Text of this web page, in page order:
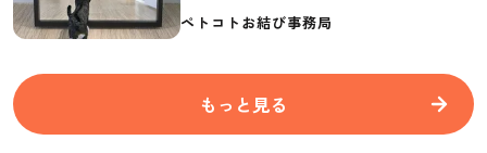
要なものを紹介
ペトコトお結び事務局
もっと見る